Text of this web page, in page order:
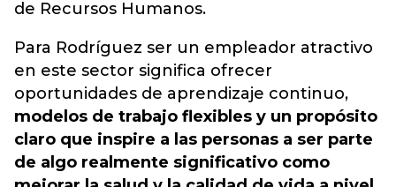
de Recursos Humanos.
Para Rodríguez ser un empleador atractivo
en este sector significa ofrecer
oportunidades de aprendizaje continuo,
modelos de trabajo flexibles y un propósito
claro que inspire a las personas a ser parte
de algo realmente significativo como